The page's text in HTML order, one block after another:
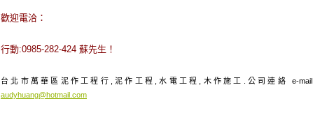
歡迎電洽：
行動:0985-282-424 蘇先生！
台北市萬華區泥作工程行,泥作工程,水電工程,木作施工.公司連絡 e-mail
audyhuang@hotmail.com